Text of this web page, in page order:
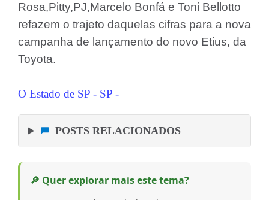
Rosa,Pitty,PJ,Marcelo Bonfá e Toni Bellotto
refazem o trajeto daquelas cifras para a nova
campanha de lançamento do novo Etius, da
Toyota.
O Estado de SP - SP -
POSTS RELACIONADOS
🔎 Quer explorar mais este tema?